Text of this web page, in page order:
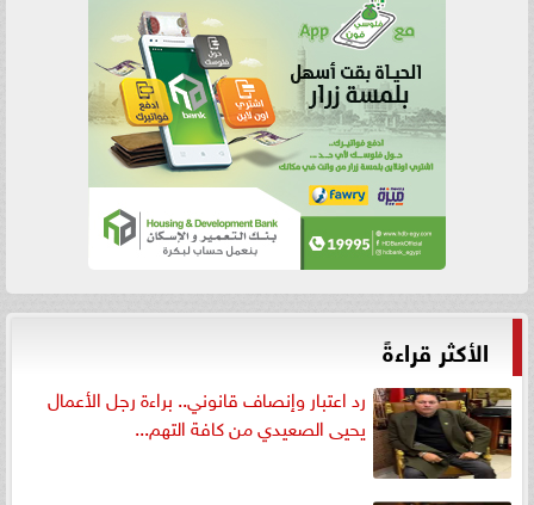
الأكثر قراءةً
رد اعتبار وإنصاف قانوني.. براءة رجل الأعمال
يحيى الصعيدي من كافة التهم...